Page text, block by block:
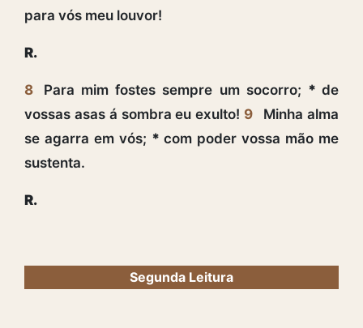
para vós meu louvor!
R.
8 Para mim fostes sempre um socorro; *de
vossas asas á sombra eu exulto! 9
Minha alma
se agarra em vós; * com poder vossa mão me
sustenta.
R.
Segunda Leitura